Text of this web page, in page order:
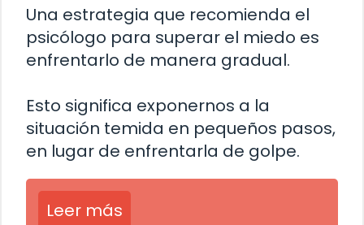
Una estrategia que recomienda el
psicólogo para superar el miedo es
enfrentarlo de manera gradual.
Esto significa exponernos a la
situación temida en pequeños pasos,
en lugar de enfrentarla de golpe.
Leer más